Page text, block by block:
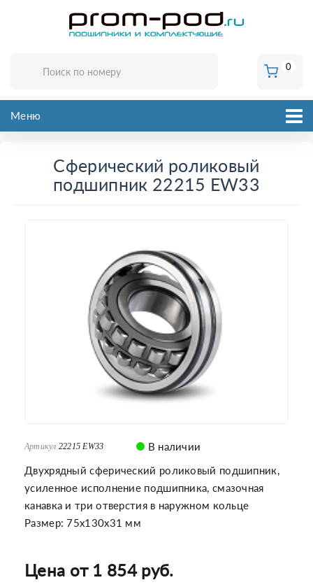
0
Меню
Сферический роликовый
подшипник 22215 EW33
Артикул 22215 EW33
В наличии
Двухрядный сферический роликовый подшипник,
усиленное исполнение подшипника, смазочная
канавка и три отверстия в наружном кольце
Размер: 75x130x31 мм
Цена от 1 854 руб.